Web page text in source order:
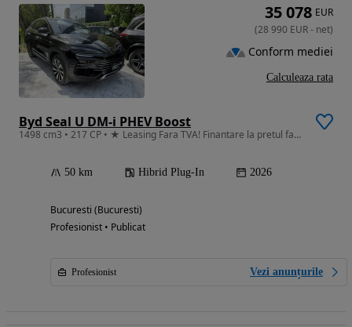
Byd Seal U DM-i PHEV Boost
1498 cm3 • 217 CP • ★ Leasing Fara TVA! Finantare la pretul fara TVA!
50 km Hibrid Plug-In 2026
Bucuresti (Bucuresti)
Profesionist • Publicat
Profesionist Vezi anunțurile
35 078 EUR
(28 990 EUR- net)
Conform mediei
Calculeaza rata